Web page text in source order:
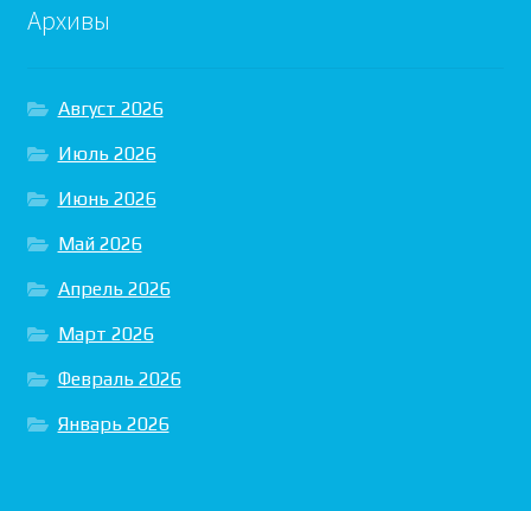
Архивы
Август 2026
Июль 2026
Июнь 2026
Май 2026
Апрель 2026
Март 2026
Февраль 2026
Январь 2026